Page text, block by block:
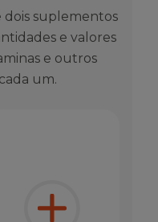
dois suplementos
e valores
e outros
um.